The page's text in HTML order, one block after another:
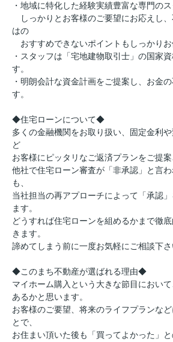
・地域に特化した経験実績豊富な専門の
しっかりとお客様のご要望にお応えし
はの
おすすめできないポイントもしっかりお
・スタッフは「宅地建物取引士」の国家
す。
・明朗会計な資金計画をご提案し、お金
す。
◆住宅ローンについて◆
多くの金融機関をお取り扱い、固定金利
ど
お客様にピッタリなご返済プランをご提案
他社で住宅ローン審査が「非承認」と言
も、
当社担当の再アプローチによって「承認
ます。
どうすれば住宅ローンを組めるかまで徹
きます。
諦めてしまう前に一度お気軽にご相談下さ
◆このまち不動産が選ばれる理由◆
マイホーム購入という大きな節目におい
あるかと思います。
お客様のご要望、将来のライフプランな
とで、
お住まい頂いた後も「買ってよかった」